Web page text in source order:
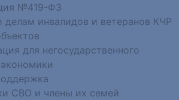
№419-ФЗ
делам инвалидов и ветеранов КЧР
для негосударственного
СВО и члены их семей